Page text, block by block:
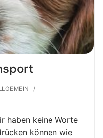
/
haben keine Worte
können wie